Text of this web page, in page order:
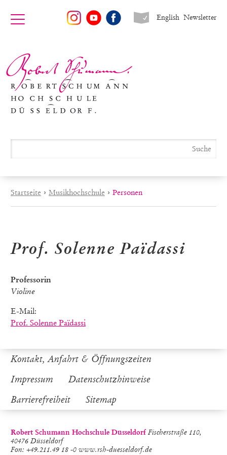
Newsletter
English
Startseite › Musikhochschule › Personen
Prof. Solenne Païdassi
Professorin
Violine
E-Mail:
Prof. Solenne Païdassi
Kontakt, Anfahrt & Öffnungszeiten
Impressum
Datenschutzhinweise
Barrierefreiheit
Sitemap
Robert Schumann Hochschule DüsseldorfFischerstraße 110,
40476 Düsseldorf
Fon: +49.211.49 18 -0 www.rsh-duesseldorf.de